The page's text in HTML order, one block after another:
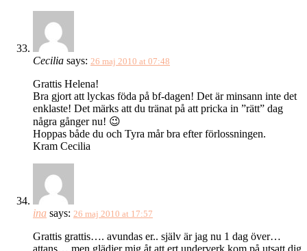
Cecilia says: 26 maj 2010 at 07:48
Grattis Helena!
Bra gjort att lyckas föda på bf-dagen! Det är minsann inte det
enklaste! Det märks att du tränat på att pricka in ”rätt” dag
några gånger nu! 😉
Hoppas både du och Tyra mår bra efter förlossningen.
Kram Cecilia
ina says: 26 maj 2010 at 17:57
Grattis grattis…. avundas er.. själv är jag nu 1 dag över…
attans… men glädjer mig åt att ert underverk kom på utsatt dig